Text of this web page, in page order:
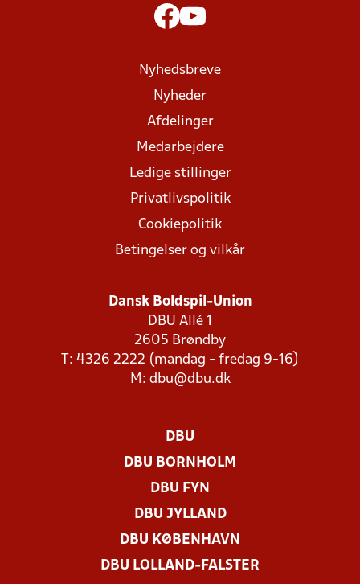
Nyhedsbreve
Nyheder
Afdelinger
Medarbejdere
Ledige stillinger
Privatlivspolitik
Cookiepolitik
Betingelser og vilkår
Dansk Boldspil-Union
DBU Allé 1
2605 Brøndby
T: 4326 2222 (mandag - fredag 9-16)
M: dbu@dbu.dk
DBU
DBU BORNHOLM
DBU FYN
DBU JYLLAND
DBU KØBENHAVN
DBU LOLLAND-FALSTER